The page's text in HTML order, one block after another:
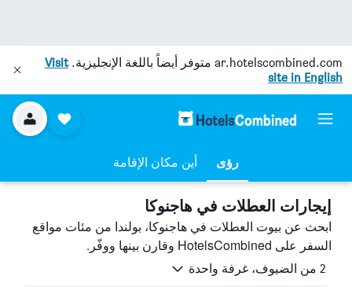
ar.hotelscombined.com متوفر أيضاً باللغة الإنجليزية.Visit
site in English
رؤى أين مكان الإقامة
إيجارات العطلات في هاجنوكا
ابحث عن بيوت العطلات في هاجنوكا، بولندا من مئات مواقع
السفر على HotelsCombined وقارن بينها ووفّر.
2 من الضيوف، غرفة واحدة